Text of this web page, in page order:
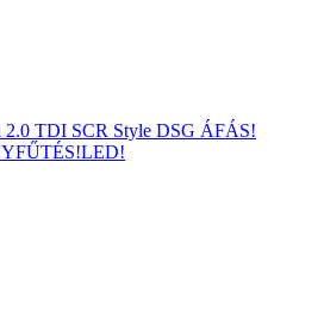
TDI SCR Style DSG ÁFÁS!